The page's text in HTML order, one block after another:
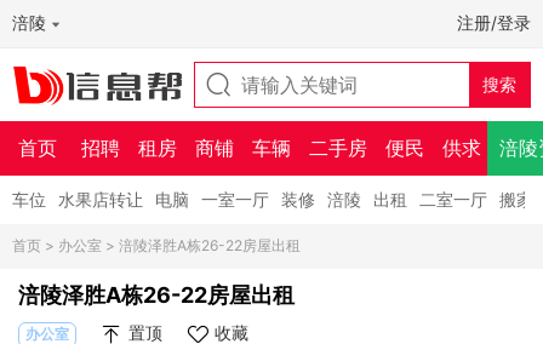
涪陵 注册/登录
首页 招聘 租房 商铺 车辆 二手房 便民 供求 涪陵
车位 水果店转让 电脑 一室一厅 装修 涪陵 出租 二室一厅 搬家
首页 > 办公室 > 涪陵泽胜A栋26-22房屋出租
涪陵泽胜A栋26-22房屋出租
办公室 置顶 收藏